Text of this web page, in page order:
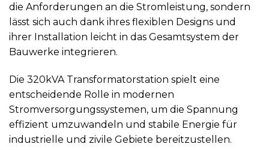
die Anforderungen an die Stromleistung, sondern
lässt sich auch dank ihres flexiblen Designs und
ihrer Installation leicht in das Gesamtsystem der
Bauwerke integrieren.
Die 320kVA Transformatorstation spielt eine
entscheidende Rolle in modernen
Stromversorgungssystemen, um die Spannung
effizient umzuwandeln und stabile Energie für
industrielle und zivile Gebiete bereitzustellen.